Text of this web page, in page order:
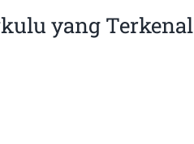
yang Terkenal